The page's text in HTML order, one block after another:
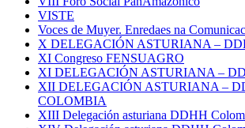
VISTE
Voces de Muyer. Enredaes na
X DELEGACIÓN ASTURIANA –
XI Congreso FENSUAGRO
XI DELEGACIÓN ASTURIANA –
XII DELEGACIÓN ASTURIANA –
COLOMBIA
XIII Delegación asturiana DDHH